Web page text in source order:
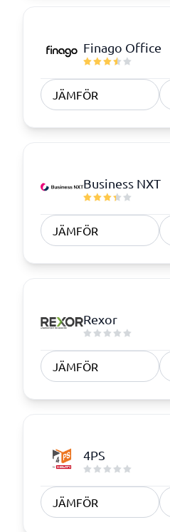
Finago Office
JÄMFÖR
Business NXT
JÄMFÖR
Rexor
JÄMFÖR
4PS
JÄMFÖR